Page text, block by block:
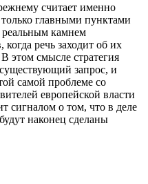
считает именно
главными пунктами
реальным камнем
речь заходит об их
этом смысле стратегия
запрос, и
самой проблеме со
европейской власти
сигналом о том, что в деле
наконец сделаны